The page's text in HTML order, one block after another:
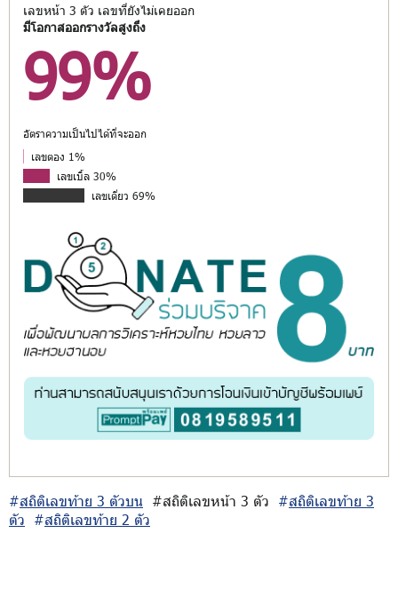
เลขหน้า 3 ตัว เลขที่ยังไม่เคยออก
มีโอกาสออกรางวัลสูงถึง
99%
อัตราความเป็นไปได้ที่จะออก
เลขตอง 1%
เลขเบิ้ล 30%
เลขเดี่ยว 69%
#สถิติเลขท้าย 3 ตัวบน #สถิติเลขหน้า 3 ตัว #สถิติเลขท้าย 3
ตัว #สถิติเลขท้าย 2 ตัว